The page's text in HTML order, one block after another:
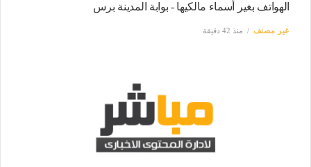
الهواتف بغير أسماء مالكيها - بوابة المدينة برس
غير مصنف منذ 42 دقيقة